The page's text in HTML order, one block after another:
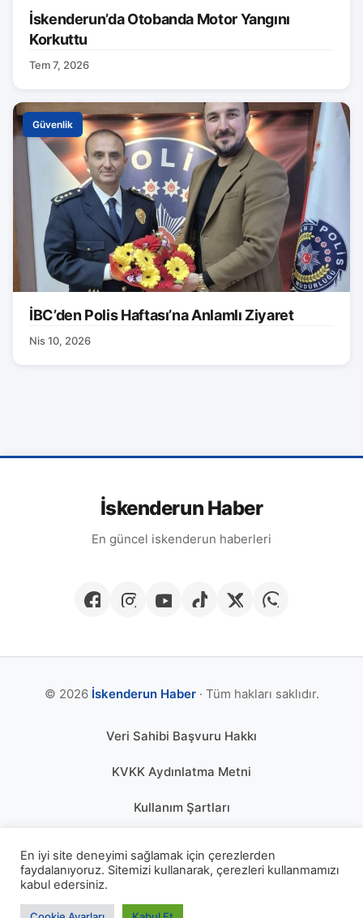
İskenderun’da Otobanda Motor Yangını
Korkuttu
Tem 7, 2026
Güvenlik
İBC’den Polis Haftası’na Anlamlı Ziyaret
Nis 10, 2026
İskenderun Haber
En güncel iskenderun haberleri
© 2026 İskenderun Haber· Tüm hakları saklıdır.
Veri Sahibi Başvuru Hakkı
KVKK Aydınlatma Metni
Kullanım Şartları
Çerez Politikası
KÜNYE
En iyi site deneyimi sağlamak için çerezlerden
faydalanıyoruz. Sitemizi kullanarak, çerezleri kullanmamızı
kabul edersiniz.